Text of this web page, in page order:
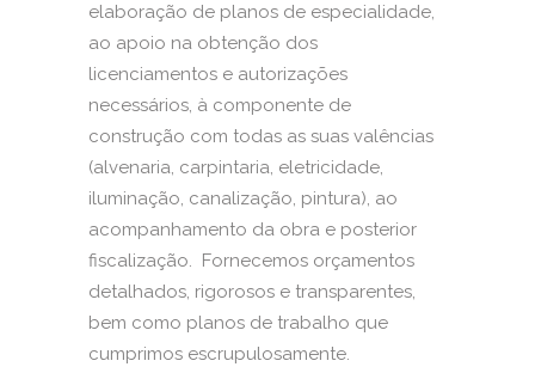
elaboração de planos de especialidade,
ao apoio na obtenção dos
licenciamentos e autorizações
necessários, à componente de
construção com todas as suas valências
(alvenaria, carpintaria, eletricidade,
iluminação, canalização, pintura), ao
acompanhamento da obra e posterior
fiscalização. Fornecemos orçamentos
detalhados, rigorosos e transparentes,
bem como planos de trabalho que
cumprimos escrupulosamente.